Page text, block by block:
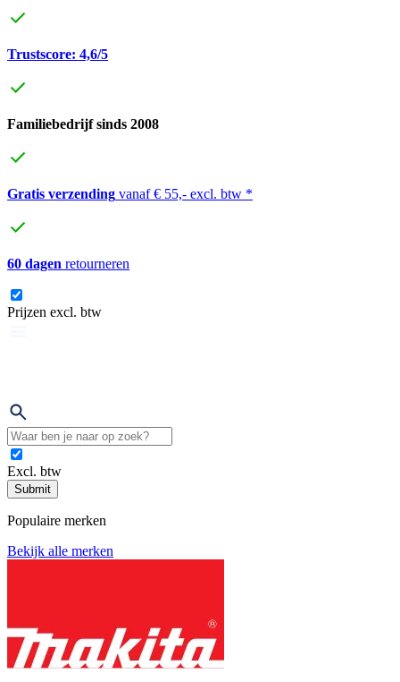
Trustscore: 4,6/5
Familiebedrijf sinds 2008
Gratis verzending vanaf € 55,- excl. btw *
60 dagen retourneren
Prijzen excl. btw
Excl. btw
Submit
Populaire merken
Bekijk alle merken